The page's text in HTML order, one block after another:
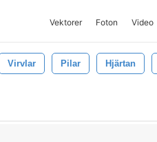
Vektorer Foton Video
Virvlar Pilar Hjärtan